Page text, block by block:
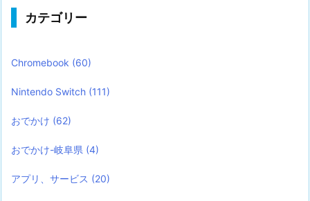
カテゴリー
Chromebook (60)
Nintendo Switch (111)
おでかけ (62)
おでかけ-岐阜県 (4)
アプリ、サービス (20)